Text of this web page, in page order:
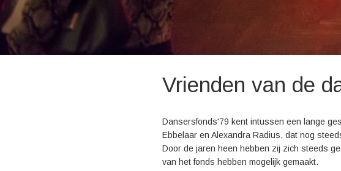
Vrienden van de
Dansersfonds'79 kent intussen een lange
Ebbelaar en Alexandra Radius, dat nog
Door de jaren heen hebben zij zich steeds
van het fonds hebben mogelijk gemaakt.